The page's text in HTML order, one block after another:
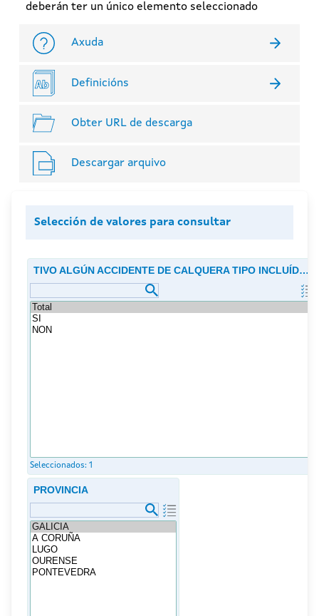
deberán ter un único elemento seleccionado
Axuda
Definicións
Obter URL de descarga
Descargar arquivo
Selección de valores para consultar
TIVO ALGÚN ACCIDENTE DE CALQUERA TIPO INCLUÍDO
Seleccionados: 1
PROVINCIA